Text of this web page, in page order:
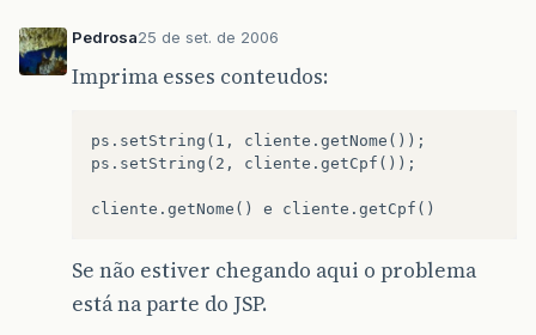
Pedrosa25 de set. de 2006
Imprima esses conteudos:
ps.setString(1, cliente.getNome());
ps.setString(2, cliente.getCpf());
Se não estiver chegando aqui o problema
está na parte do JSP.